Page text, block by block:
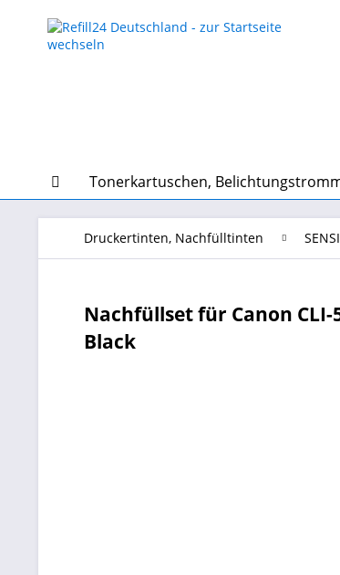
Tonerkartuschen,
Druckertinten, Nachfülltinten
Nachfüllset für Canon CLI-
Black